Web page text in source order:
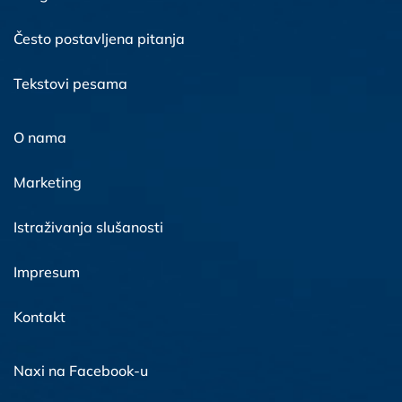
Često postavljena pitanja
Tekstovi pesama
O nama
Marketing
Istraživanja slušanosti
Impresum
Kontakt
Naxi na Facebook-u